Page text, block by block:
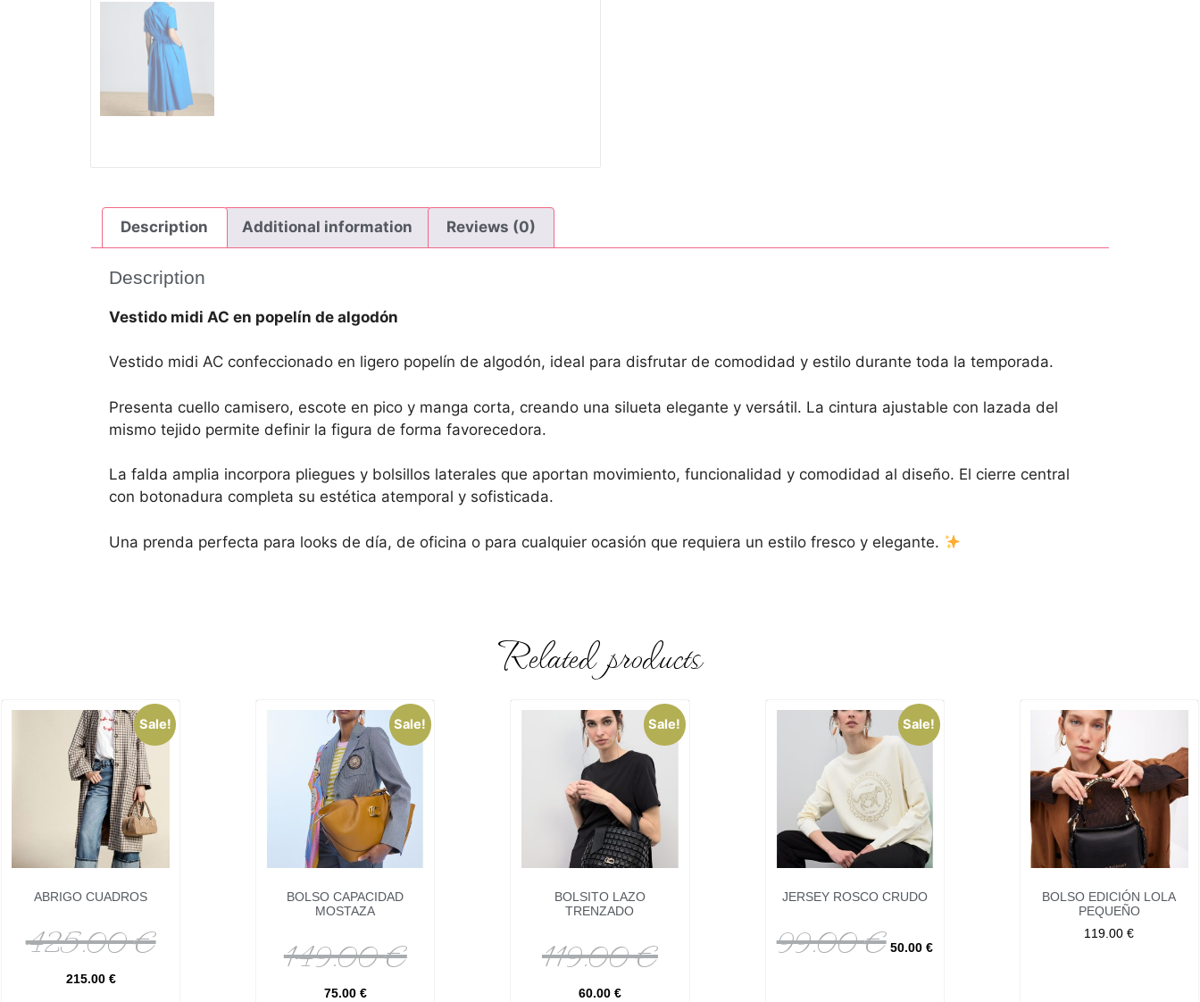
Description Additional information Reviews (0)
Description
Vestido midi AC en popelín de algodón
Vestido midi AC confeccionado en ligero popelín de algodón, ideal para disfrutar de comodidad y estilo durante toda la temporada.
Presenta cuello camisero, escote en pico y manga corta, creando una silueta elegante y versátil. La cintura ajustable con lazada del
mismo tejido permite definir la figura de forma favorecedora.
La falda amplia incorpora pliegues y bolsillos laterales que aportan movimiento, funcionalidad y comodidad al diseño. El cierre central
con botonadura completa su estética atemporal y sofisticada.
Una prenda perfecta para looks de día, de oficina o para cualquier ocasión que requiera un estilo fresco y elegante.
Related products
Sale!
ABRIGO CUADROS
425.00€
215.00 €
Sale!
BOLSO CAPACIDAD
MOSTAZA
149.00€
75.00 €
Sale!
BOLSITO LAZO
TRENZADO
119.00€
60.00 €
Sale!
JERSEY ROSCO CRUDO
99.00€ 50.00 €
BOLSO EDICIÓN LOLA
PEQUEÑO
119.00€